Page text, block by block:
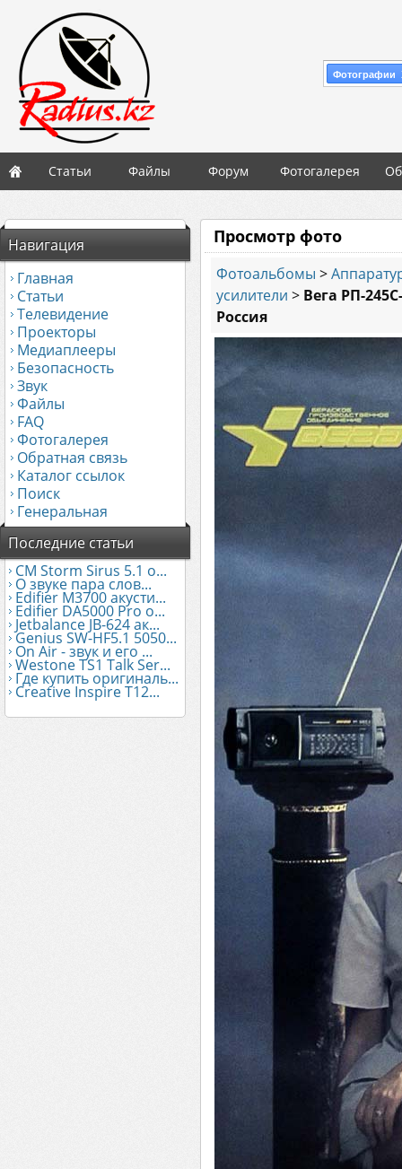
Фотографии
Статьи Файлы Форум Фотогалерея
Навигация
Главная
Статьи
Телевидение
Проекторы
Медиаплееры
Безопасность
Звук
Файлы
FAQ
Фотогалерея
Обратная связь
Каталог ссылок
Поиск
Генеральная
Последние статьи
CM Storm Sirus 5.1 о...
О звуке пара слов...
Edifier М3700 акусти...
Edifier DA5000 Pro о...
Jetbalance JB-624 ак...
Genius SW-HF5.1 5050...
On Air - звук и его ...
Westone TS1 Talk Ser...
Где купить оригиналь...
Creative Inspire T12...
Просмотр фото
Фотоальбомы >
усилители > Вега РП-
Россия